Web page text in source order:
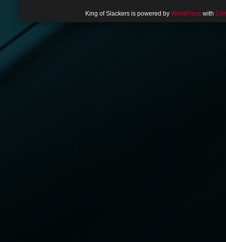
King of Slackers is powered by WordPresswith